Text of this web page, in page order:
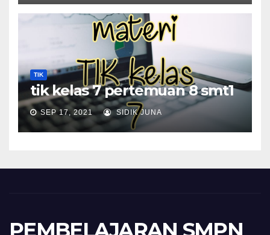
TIK
tik kelas 7 pertemuan 8 smt1
SEP 17, 2021 SIDIK JUNA